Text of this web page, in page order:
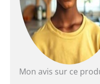
Mon avis sur ce